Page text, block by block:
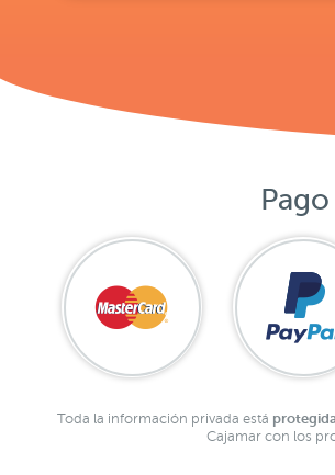
Pago
Toda la información privada está
Cajamar con los